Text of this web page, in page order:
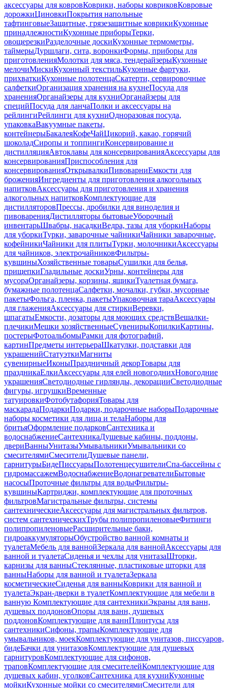
аксессуары для ковровКоврики, наборы ковриковКовровые
дорожкиЦиновкиПокрытия напольные
тафтинговыеЗащитные, грязезащитные коврикиКухонные
принадлежностиКухонные приборыТерки,
овощерезкиРазделочные доскиКухонные термометры,
таймерыДуршлаги, сита, воронкиФормы, приборы для
приготовленияМолотки для мяса, тендерайзерыКухонные
мелочиМискиКухонный текстильКухонные фартуки,
прихваткиКухонные полотенцаСкатерти, сервировочные
салфеткиОрганизация хранения на кухнеПосуда для
храненияОрганайзеры для кухниОрганайзеры для
специйПосуда для ланчаПолки и аксессуары на
рейлингиРейлинги для кухниОдноразовая посуда,
упаковкаВакуумные пакеты,
контейнерыБакалеяКофеЧайЦикорий, какао, горячий
шоколадСиропы и топпингиКонсервирование и
дистилляцияАвтоклавы для консервированияАксессуары для
консервированияПриспособления для
консервированияОткрывалкиПивоварниЕмкости для
броженияИнгредиенты для приготовления алкогольных
напитковАксессуары для приготовления и хранения
алкогольных напитковКомплектующие для
дистилляторовПрессы, дробилки для виноделия и
пивоваренияДистилляторы бытовыеУборочный
инвентарьШвабры, насадкиВедра, тазы для уборкиНаборы
для уборкиТурки, заварочные чайникиЧайники заварочные,
кофейникиЧайники для плитыТурки, молочникиАксессуары
для чайников, электрочайниковФильтры-
кувшиныХозяйственные товарыСушилки для белья,
прищепкиГладильные доскиУрны, контейнеры для
мусораОрганайзеры, корзины, ящикиТуалетная бумага,
бумажные полотенцаСалфетки, мочалки, губки, мусорные
пакетыФольга, пленка, пакетыУпаковочная тараАксессуары
для глаженияАксессуары для стиркиВеревки,
шпагатыЕмкости, дозаторы для моющих средствВешалки-
плечикиМешки хозяйственныеСувенирыКопилкиКартины,
постерыФотоальбомыРамки для фотографий,
картинПредметы интерьераШкатулки, подставки для
украшенийСтатуэткиМагниты
сувенирныеИконыПраздничный декорТовары для
праздникаЕлкиАксессуары для елей новогоднихНовогодние
украшенияСветодиодные гирлянды, декорацииСветодиодные
фигуры, игрушкиВременные
татуировкиФотобутафорияТовары для
маскарадаПодаркиПодарки, подарочные наборыПодарочные
наборы косметики для лица и телаНаборы для
бритьяОформление подарковСантехника и
водоснабжениеСантехникаДушевые кабины, поддоны,
двериВанныУнитазыУмывальникиУмывальники со
смесителямиСмесителиДушевые панели,
гарнитурыБидеПиссуарыПолотенцесушителиСпа-бассейны с
гидромассажемВодоснабжениеВодонагревателиБытовые
насосыПроточные фильтры для водыФильтры-
кувшиныКартриджи, комплектующие для проточных
фильтровМагистральные фильтры, системы
сантехническиеАксессуары для магистральных фильтров,
систем сантехническихТрубы полипропиленовыеФитинги
полипропиленовыеРасширительные баки,
гидроаккумуляторыОбустройство ванной комнаты и
туалетаМебель для ваннойЗеркала для ваннойАксессуары для
ванной и туалетаСиденья и чехлы для унитазаШторки,
карнизы для ванныСтеклянные, пластиковые шторки для
ванныНаборы для ванной и туалетаЗеркала
косметическиеСиденья для ванныКоврики для ванной и
туалетаЭкран-дверки в туалетКомплектующие для мебели в
ванную Комплектующие для сантехникиЭкраны для ванн,
душевых поддоновОпоры для ванн, душевых
поддоновКомплектующие для ваннПлинтусы для
сантехникиСифоны, трапыКомплектующие для
умывальников, моекКомплектующие для унитазов, писсуаров,
бидеБачки для унитазовКомплектующие для душевых
гарнитуровКомплектующие для сифонов,
траповКомплектующие для смесителейКомплектующие для
душевых кабин, уголковСантехника для кухниКухонные
мойкиКухонные мойки со смесителямиСмесители для